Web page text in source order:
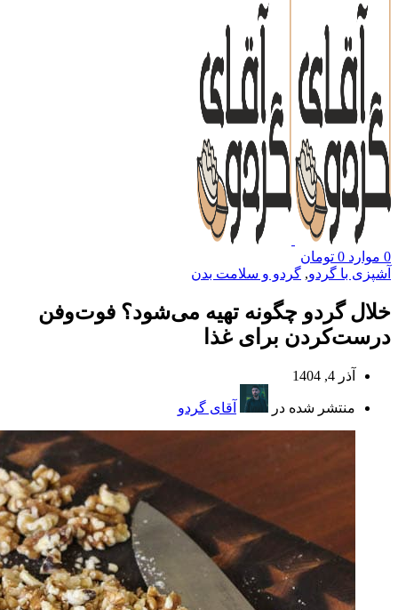
0 موارد 0 تومان
آشپزی با گردو, گردو و سلامت بدن
خلال گردو چگونه تهیه می‌شود؟ فوت‌وفن
درست‌کردن برای غذا
آذر 4, 1404
منتشر شده در آقای گردو